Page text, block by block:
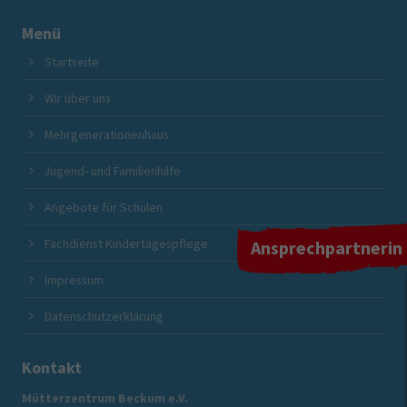
Ansprechpartnerin
Menü
Startseite
Wir über uns
Mehrgenerationenhaus
Jugend- und Familienhilfe
Angebote für Schulen
Fachdienst Kindertagespflege
Impressum
Datenschutzerklärung
Kontakt
Mütterzentrum Beckum e.V.